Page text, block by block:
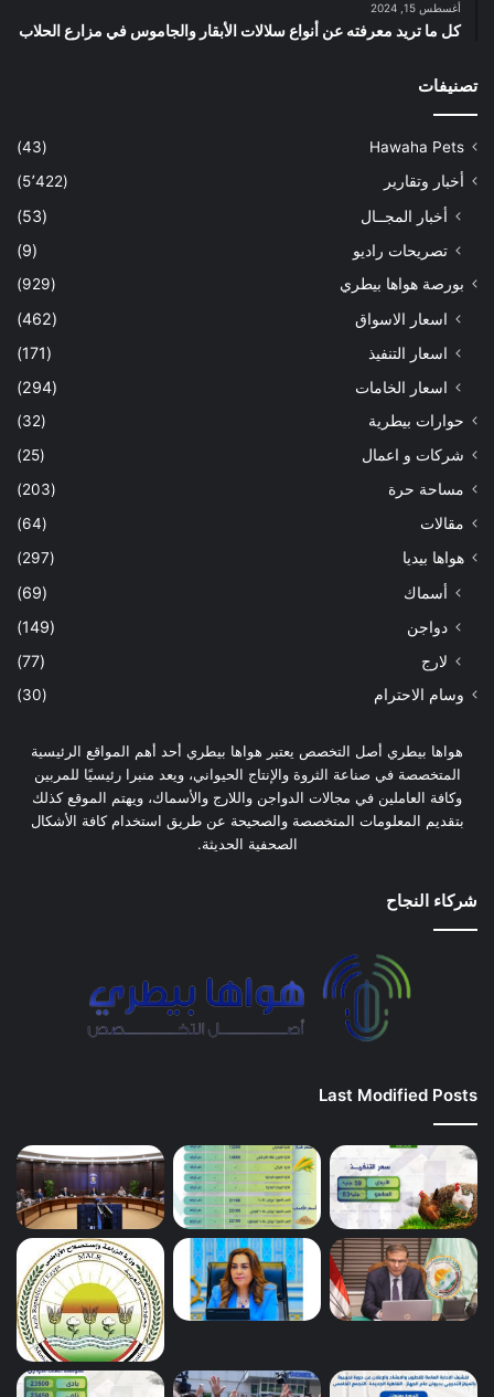
أغسطس 15, 2024
كل ما تريد معرفته عن أنواع سلالات الأبقار والجاموس في مزارع الحلاب
تصنيفات
Hawaha Pets
(43)
أخبار وتقارير
(5٬422)
أخبار المجــال
(53)
تصريحات راديو
(9)
بورصة هواها بيطري (929)
اسعار الاسواق
(462)
اسعار التنفيذ
(171)
اسعار الخامات
(294)
حوارات بيطرية
(32)
شركات و اعمال
(25)
مساحة حرة
(203)
مقالات
(64)
هواها بيديا
(297)
أسماك
(69)
دواجن
(149)
لارج
(77)
وسام الاحترام (30)
هواها بيطري أصل التخصص يعتبر هواها بيطري أحد أهم المواقع الرئيسية
المتخصصة في صناعة الثروة والإنتاج الحيواني، ويعد منبرا رئيسيًا للمربين
وكافة العاملين في مجالات الدواجن واللارج والأسماك، ويهتم الموقع كذلك
بتقديم المعلومات المتخصصة والصحيحة عن طريق استخدام كافة الأشكال
الصحفية الحديثة.
شركاء النجاح
Last Modified Posts